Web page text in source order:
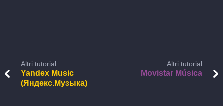
Altri tutorial
Yandex Music
(Яндекс.Музыка)
Altri tutorial
Movistar Música